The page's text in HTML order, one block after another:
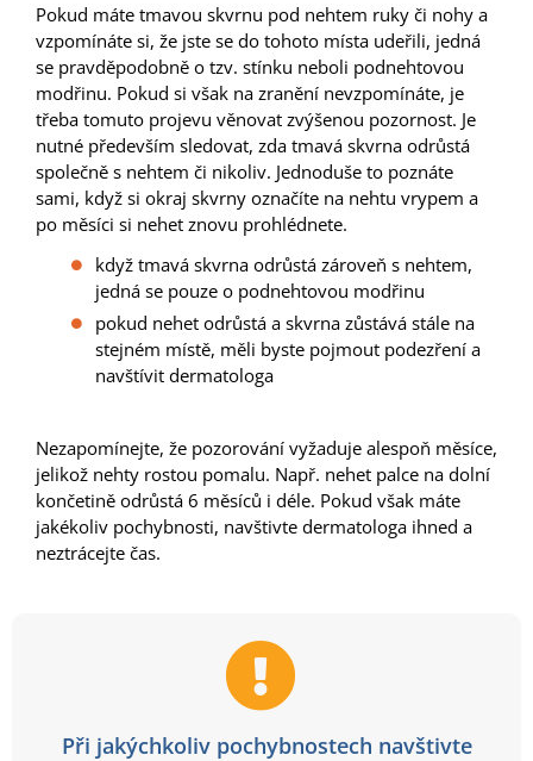
Pokud máte tmavou skvrnu pod nehtem ruky či nohy a
vzpomínáte si, že jste se do tohoto místa udeřili, jedná
se pravděpodobně o tzv. stínku neboli podnehtovou
modřinu. Pokud si však na zranění nevzpomínáte, je
třeba tomuto projevu věnovat zvýšenou pozornost. Je
nutné především sledovat, zda tmavá skvrna odrůstá
společně s nehtem či nikoliv. Jednoduše to poznáte
sami, když si okraj skvrny označíte na nehtu vrypem a
po měsíci si nehet znovu prohlédnete.
když tmavá skvrna odrůstá zároveň s nehtem,
jedná se pouze o podnehtovou modřinu
pokud nehet odrůstá a skvrna zůstává stále na
stejném místě, měli byste pojmout podezření a
navštívit dermatologa
Nezapomínejte, že pozorování vyžaduje alespoň měsíce,
jelikož nehty rostou pomalu. Např. nehet palce na dolní
končetině odrůstá 6 měsíců i déle. Pokud však máte
jakékoliv pochybnosti, navštivte dermatologa ihned a
neztrácejte čas.
Při jakýchkoliv pochybnostech navštivte